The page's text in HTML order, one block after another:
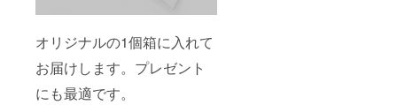
オリジナルの1個箱に入れて
お届けします。プレゼント
にも最適です。